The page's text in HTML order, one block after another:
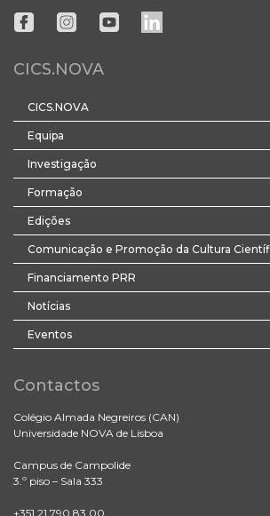
CICS.NOVA
CICS.NOVA
Equipa
Investigação
Formação
Edições
Comunicação e Promoção da Cultura
Financiamento PRR
Notícias
Eventos
Contactos
Colégio Almada Negreiros (CAN)
Universidade NOVA de Lisboa
Campus de Campolide
3.º piso – Sala 333
+351 21 790 83 00